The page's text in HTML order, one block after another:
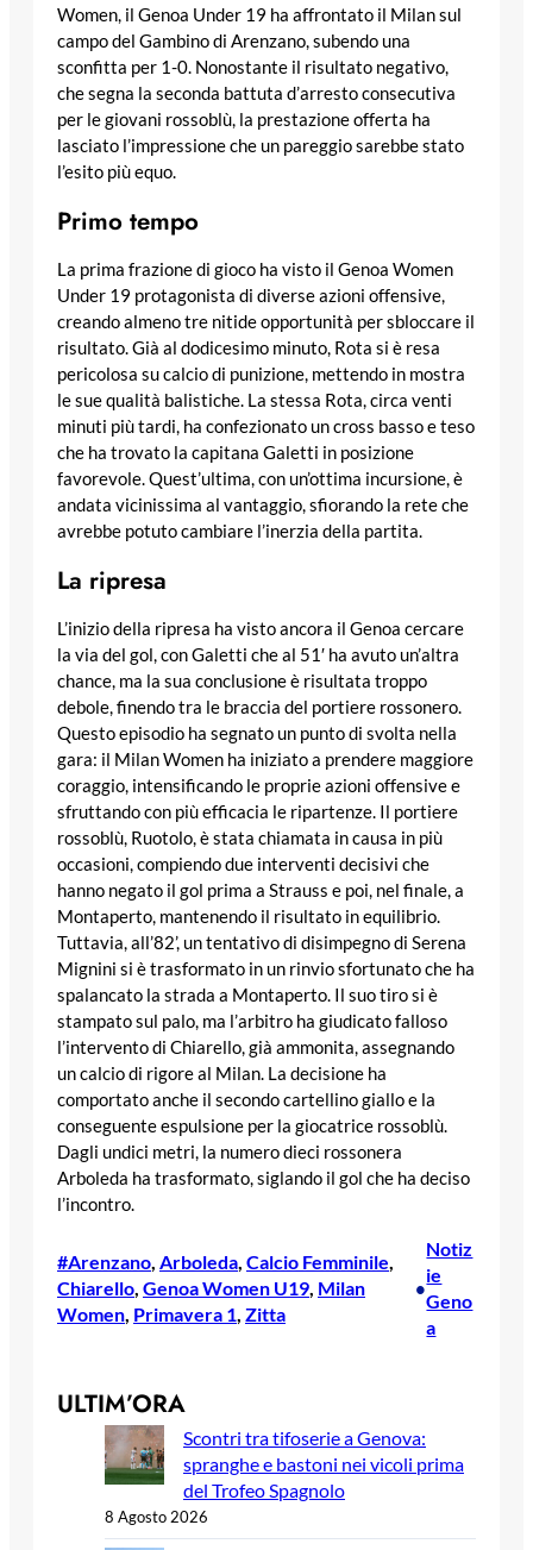
Women, il Genoa Under 19 ha affrontato il Milan sul
campo del Gambino di Arenzano, subendo una
sconfitta per 1-0. Nonostante il risultato negativo,
che segna la seconda battuta d’arresto consecutiva
per le giovani rossoblù, la prestazione offerta ha
lasciato l’impressione che un pareggio sarebbe stato
l’esito più equo.
Primo tempo
La prima frazione di gioco ha visto il Genoa Women
Under 19 protagonista di diverse azioni offensive,
creando almeno tre nitide opportunità per sbloccare il
risultato. Già al dodicesimo minuto, Rota si è resa
pericolosa su calcio di punizione, mettendo in mostra
le sue qualità balistiche. La stessa Rota, circa venti
minuti più tardi, ha confezionato un cross basso e teso
che ha trovato la capitana Galetti in posizione
favorevole. Quest’ultima, con un’ottima incursione, è
andata vicinissima al vantaggio, sfiorando la rete che
avrebbe potuto cambiare l’inerzia della partita.
La ripresa
L’inizio della ripresa ha visto ancora il Genoa cercare
la via del gol, con Galetti che al 51′ ha avuto un’altra
chance, ma la sua conclusione è risultata troppo
debole, finendo tra le braccia del portiere rossonero.
Questo episodio ha segnato un punto di svolta nella
gara: il Milan Women ha iniziato a prendere maggiore
coraggio, intensificando le proprie azioni offensive e
sfruttando con più efficacia le ripartenze. Il portiere
rossoblù, Ruotolo, è stata chiamata in causa in più
occasioni, compiendo due interventi decisivi che
hanno negato il gol prima a Strauss e poi, nel finale, a
Montaperto, mantenendo il risultato in equilibrio.
Tuttavia, all’82’, un tentativo di disimpegno di Serena
Mignini si è trasformato in un rinvio sfortunato che ha
spalancato la strada a Montaperto. Il suo tiro si è
stampato sul palo, ma l’arbitro ha giudicato falloso
l’intervento di Chiarello, già ammonita, assegnando
un calcio di rigore al Milan. La decisione ha
comportato anche il secondo cartellino giallo e la
conseguente espulsione per la giocatrice rossoblù.
Dagli undici metri, la numero dieci rossonera
Arboleda ha trasformato, siglando il gol che ha deciso
l’incontro.
#Arenzano Arboleda Calcio Femminile
Chiarello Genoa Women U19 Milan
Women Primavera 1 Zitta
•
Notiz
ie
Geno
a
ULTIM’ORA
Scontri tra tifoserie a Genova:
spranghe e bastoni nei vicoli prima
del Trofeo Spagnolo
8 Agosto 2026